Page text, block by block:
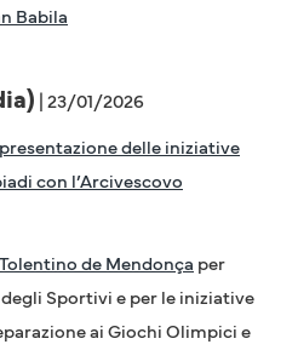
Babila
| 23/01/2026
delle iniziative
con l’Arcivescovo
de Mendonça per
Sportivi e per le iniziative
ai Giochi Olimpici e